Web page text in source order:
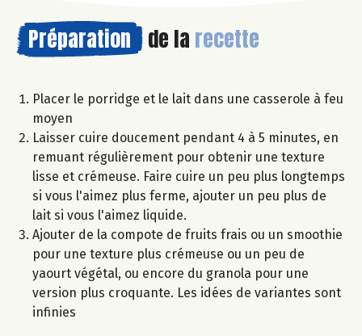
Préparation de la recette
Placer le porridge et le lait dans une casserole à feu
moyen
Laisser cuire doucement pendant 4 à 5 minutes, en
remuant régulièrement pour obtenir une texture
lisse et crémeuse. Faire cuire un peu plus longtemps
si vous l'aimez plus ferme, ajouter un peu plus de
lait si vous l'aimez liquide.
Ajouter de la compote de fruits frais ou un smoothie
pour une texture plus crémeuse ou un peu de
yaourt végétal, ou encore du granola pour une
version plus croquante. Les idées de variantes sont
infinies